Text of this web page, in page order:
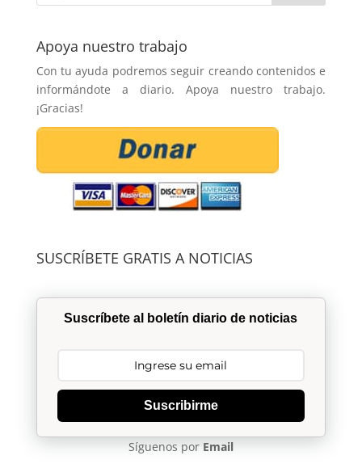
Apoya nuestro trabajo
Con tu ayuda podremos seguir creando contenidos e
informándote a diario. Apoya nuestro trabajo.
¡Gracias!
SUSCRÍBETE GRATIS A NOTICIAS
Suscríbete al boletín diario de noticias
Suscribirme
Síguenos por Email